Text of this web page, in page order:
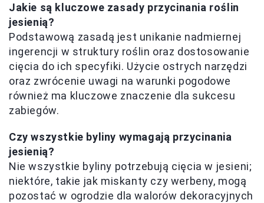
Jakie są kluczowe zasady przycinania roślin
jesienią?
Podstawową zasadą jest unikanie nadmiernej
ingerencji w struktury roślin oraz dostosowanie
cięcia do ich specyfiki. Użycie ostrych narzędzi
oraz zwrócenie uwagi na warunki pogodowe
również ma kluczowe znaczenie dla sukcesu
zabiegów.
Czy wszystkie byliny wymagają przycinania
jesienią?
Nie wszystkie byliny potrzebują cięcia w jesieni;
niektóre, takie jak miskanty czy werbeny, mogą
pozostać w ogrodzie dla walorów dekoracyjnych